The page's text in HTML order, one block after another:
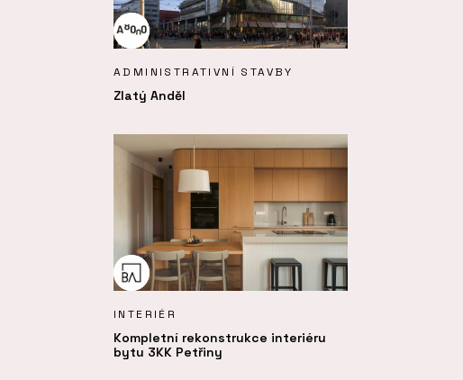
ADMINISTRATIVNÍ STAVBY
Zlatý Anděl
INTERIÉR
Kompletní rekonstrukce interiéru
bytu 3KK Petřiny